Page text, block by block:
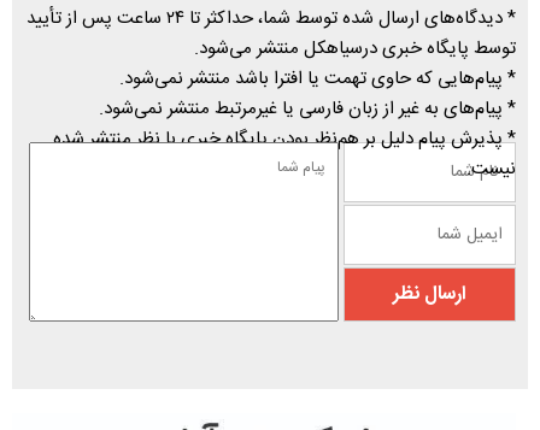
* دیدگاه‌های ارسال شده توسط شما، حداکثر تا ۲۴ ساعت پس از تأیید
توسط پایگاه خبری درسیاهکل منتشر می‌شود.
* پیام‌هایی که حاوی تهمت یا افترا باشد منتشر نمی‌شود.
* پیام‌های به غیر از زبان فارسی یا غیرمرتبط منتشر نمی‌شود.
* پذیرش پیام دلیل بر هم‌نظر بودن پایگاه خبری با نظر منتشر شده
نیست.